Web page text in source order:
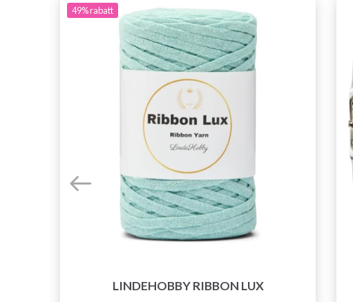
49%rabatt
LINDEHOBBY RIBBON LUX